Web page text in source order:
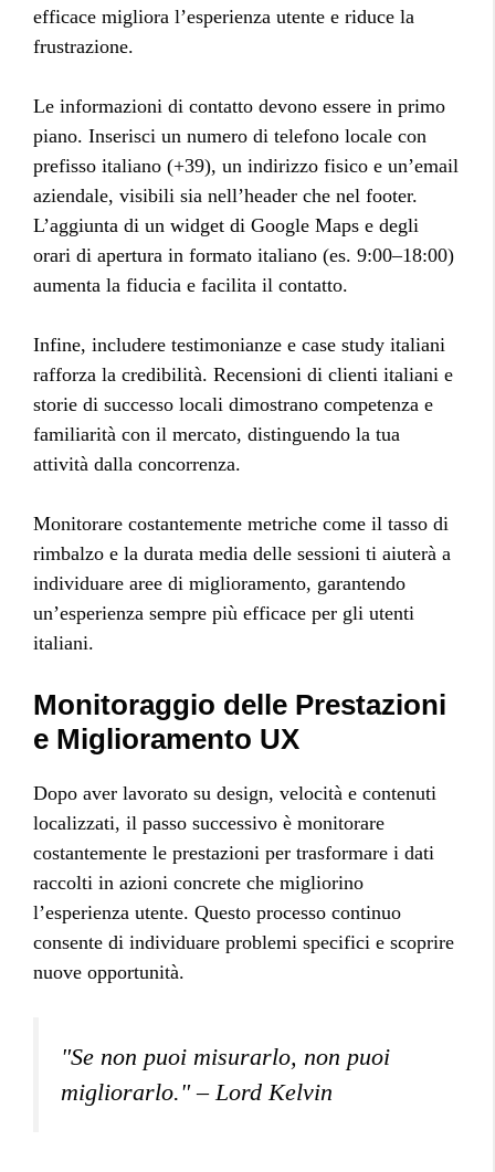
efficace migliora l’esperienza utente e riduce la
frustrazione.
Le informazioni di contatto devono essere in primo
piano. Inserisci un numero di telefono locale con
prefisso italiano (+39), un indirizzo fisico e un’email
aziendale, visibili sia nell’header che nel footer.
L’aggiunta di un widget di Google Maps e degli
orari di apertura in formato italiano (es. 9:00–18:00)
aumenta la fiducia e facilita il contatto.
Infine, includere testimonianze e case study italiani
rafforza la credibilità. Recensioni di clienti italiani e
storie di successo locali dimostrano competenza e
familiarità con il mercato, distinguendo la tua
attività dalla concorrenza.
Monitorare costantemente metriche come il tasso di
rimbalzo e la durata media delle sessioni ti aiuterà a
individuare aree di miglioramento, garantendo
un’esperienza sempre più efficace per gli utenti
italiani.
Monitoraggio delle Prestazioni
e Miglioramento UX
Dopo aver lavorato su design, velocità e contenuti
localizzati, il passo successivo è monitorare
costantemente le prestazioni per trasformare i dati
raccolti in azioni concrete che migliorino
l’esperienza utente. Questo processo continuo
consente di individuare problemi specifici e scoprire
nuove opportunità.
"Se non puoi misurarlo, non puoi
migliorarlo." – Lord Kelvin